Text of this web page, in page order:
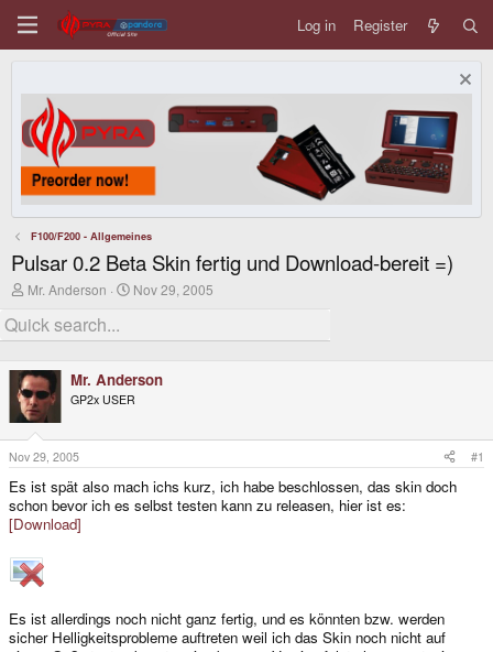
Log in Register
F100/F200 - Allgemeines
Pulsar 0.2 Beta Skin fertig und Download-bereit =)
T
r
e
d
s
t
a
r
t
e
Mr. Anderson
S
r
a
t
Nov 29, 2005
Mr. Anderson
GP2x USER
Nov 29, 2005 #1
Es ist spät also mach ichs kurz, ich habe beschlossen, das skin doch
schon bevor ich es selbst testen kann zu releasen, hier ist es:
[Download]
Es ist allerdings noch nicht ganz fertig, und es könnten bzw. werden
sicher Helligkeitsprobleme auftreten weil ich das Skin noch nicht auf